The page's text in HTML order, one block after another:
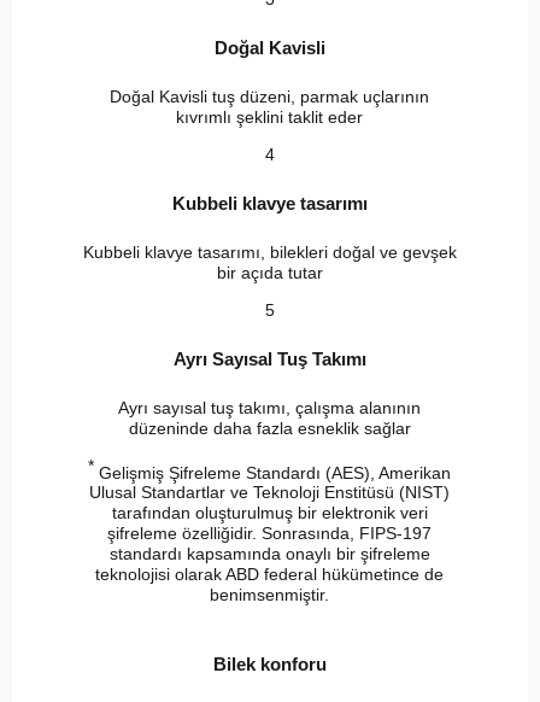
Doğal Kavisli
Doğal Kavisli tuş düzeni, parmak uçlarının
kıvrımlı şeklini taklit eder
4
Kubbeli klavye tasarımı
Kubbeli klavye tasarımı, bilekleri doğal ve gevşek
bir açıda tutar
5
Ayrı Sayısal Tuş Takımı
Ayrı sayısal tuş takımı, çalışma alanının
düzeninde daha fazla esneklik sağlar
* Gelişmiş Şifreleme Standardı (AES), Amerikan
Ulusal Standartlar ve Teknoloji Enstitüsü (NIST)
tarafından oluşturulmuş bir elektronik veri
şifreleme özelliğidir. Sonrasında, FIPS-197
standardı kapsamında onaylı bir şifreleme
teknolojisi olarak ABD federal hükümetince de
benimsenmiştir.
Bilek konforu